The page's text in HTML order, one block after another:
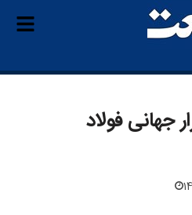
جهانی فولاد